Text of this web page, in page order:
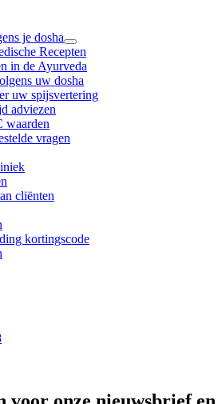
je dosha
Recepten
in de Ayurveda
uw dosha
uw spijsvertering
adviezen
waarden
vragen
cliënten
kortingscode